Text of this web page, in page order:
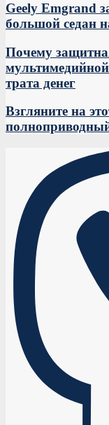
Geely Emgrand
большой седан
Почему
трата денег
Взгляните на